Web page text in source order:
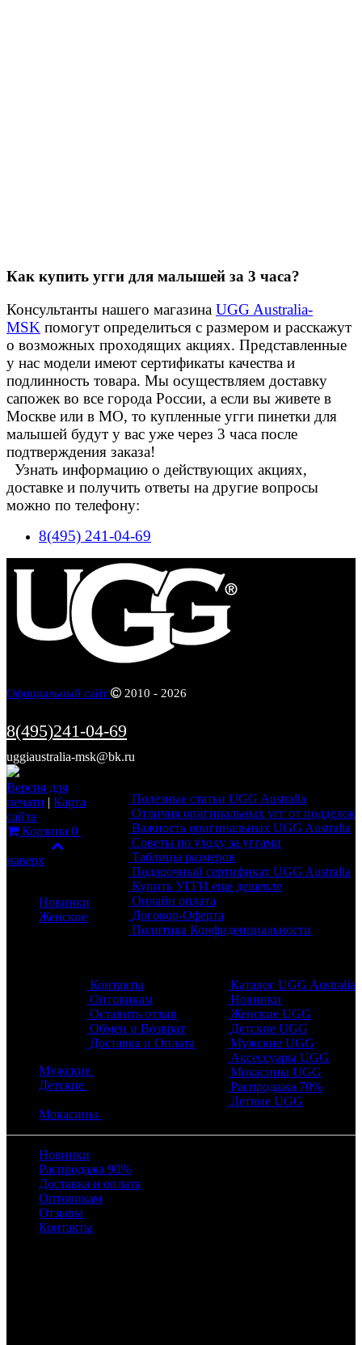
Как купить угги для малышей за 3 часа?
Консультанты нашего магазина UGG Australia-
MSK помогут определиться с размером и расскажут
о возможных проходящих акциях. Представленные
у нас модели имеют сертификаты качества и
подлинность товара. Мы осуществляем доставку
сапожек во все города России, а если вы живете в
Москве или в МО, то купленные угги пинетки для
малышей будут у вас уже через 3 часа после
подтверждения заказа!
Узнать информацию о действующих акциях,
доставке и получить ответы на другие вопросы
можно по телефону:
8(495) 241-04-69
Официальный сайт 2010 - 2026
8(495)241-04-69
uggiaustralia-msk@bk.ru
Полезные статьи UGG Australia
Отличия оригинальных угг от подделок
Важность оригинальных UGG Australia
Советы по уходу за уггами
Таблицы размеров
Подарочный сертификат UGG Australia
Купить УГГИ еще дешевле
Онлайн оплата
Договор-Оферта
Политика Конфиденциальности
Каталог UGG Australia
Новинки
Женские UGG
Детские UGG
Мужские UGG
Аксессуары UGG
Мокасины UGG
Распродажа 70%
Летние UGG
Контакты
Оптовикам
Оставить отзыв
Обмен и Возврат
Доставка и Оплата
Версия для
печати | Карта
сайта
Корзина 0
наверх
Новинки
Женские
Мужские
Детские
Мокасины
Новинки
Распродажа 90%
Доставка и оплата
Оптовикам
Отзывы
Контакты